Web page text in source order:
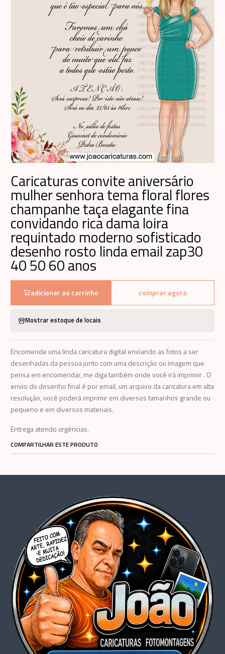
Caricaturas convite aniversário
mulher senhora tema floral flores
champanhe taça elagante fina
convidando rica dama loira
requintado moderno sofisticado
desenho rosto linda email zap30
40 50 60 anos
adicionar ao carrinho comprar agora
Mostrar estoque de locais
Encomende uma linda caricatura digital enviando as fotos a ser
desenhadas da pessoa junto com uma descrição ou imagem que
pensa em encomendar, me diga também onde você irá imprimir . O
envio do desenho final é por email, um arquivo da caricatura em alta
resolução, você poderá imprimir em diversos tamanhos grande ou
pequeno e em diversos materiais.
Entrega atendo urgências.
COMPARTILHAR ESTE PRODUTO